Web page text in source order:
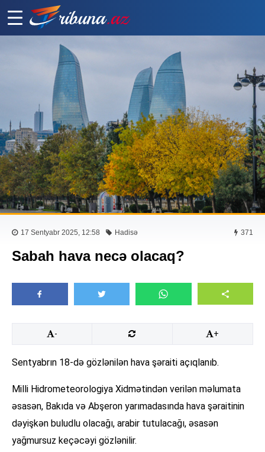
17 Sentyabr 2025, 12:58 Hadisə 371
Sabah hava necə olacaq?
- +
Sentyabrın 18-də gözlənilən hava şəraiti açıqlanıb.
Milli Hidrometeorologiya Xidmətindən verilən məlumata
əsasən, Bakıda və Abşeron yarımadasında hava şəraitinin
dəyişkən buludlu olacağı, arabir tutulacağı, əsasən
yağmursuz keçəcəyi gözlənilir.